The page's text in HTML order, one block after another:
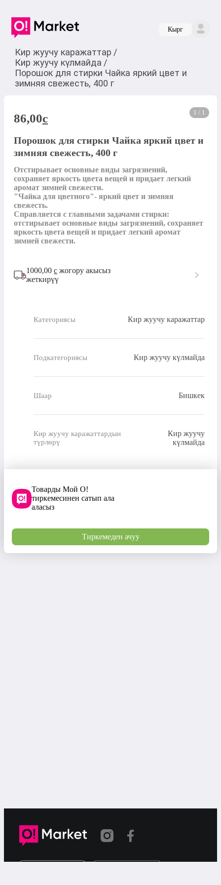
Кырг
Кир жуучу каражаттар /
Кир жуучу күлмайда /
Порошок для стирки Чайка яркий цвет и
зимняя свежесть, 400 г
1 / 1
86,00c
Порошок для стирки Чайка яркий цвет и
зимняя свежесть, 400 г
Отстирывает основные виды загрязнений,
сохраняет яркость цвета вещей и придает легкий
аромат зимней свежести.
"Чайка для цветного"- яркий цвет и зимняя
свежесть.
Справляется с главными задачами стирки:
отстирывает основные виды загрязнений, сохраняет
яркость цвета вещей и придает легкий аромат
зимней свежести.
1000,00 с жогору акысыз
жеткирүү
Категориясы Кир жуучу каражаттар
Подкатегориясы Кир жуучу күлмайда
Шаар Бишкек
Кир жуучу каражаттардын
түрлөрү
Кир жуучу
күлмайда
Товарды Мой О!
тиркемесинен сатып ала
аласыз
Тиркемеден ачуу